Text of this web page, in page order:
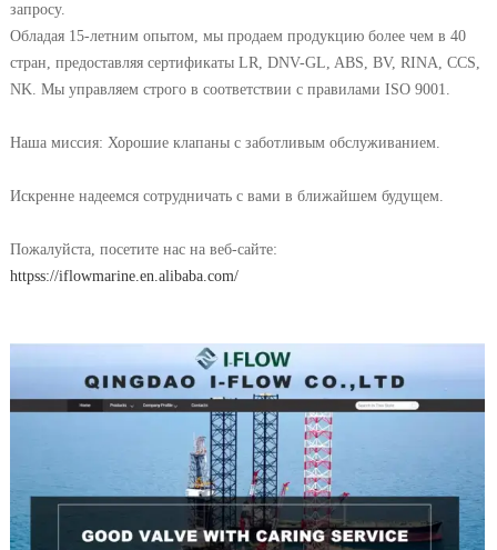
запросу.
Обладая 15-летним опытом, мы продаем продукцию более чем в 40
стран, предоставляя сертификаты LR, DNV-GL, ABS, BV, RINA, CCS,
NK. Мы управляем строго в соответствии с правилами ISO 9001.
Наша миссия: Хорошие клапаны с заботливым обслуживанием.
Искренне надеемся сотрудничать с вами в ближайшем будущем.
Пожалуйста, посетите нас на веб-сайте:
httpss://iflowmarine.en.alibaba.com/